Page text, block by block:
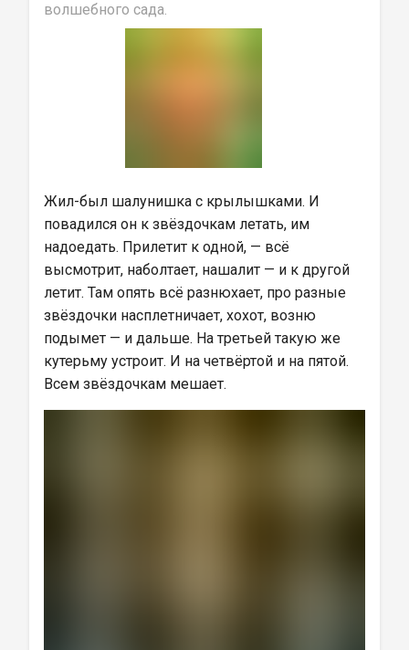
волшебного сада.
Жил-был шалунишка с крылышками. И
повадился он к звёздочкам летать, им
надоедать. Прилетит к одной, — всё
высмотрит, наболтает, нашалит — и к другой
летит. Там опять всё разнюхает, про разные
звёздочки насплетничает, хохот, возню
подымет — и дальше. На третьей такую же
кутерьму устроит. И на четвёртой и на пятой.
Всем звёздочкам мешает.